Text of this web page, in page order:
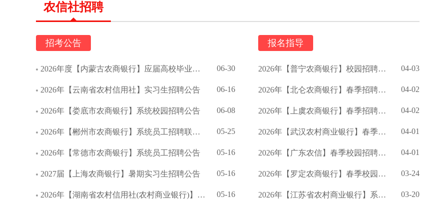
农信社招聘
招考公告
2026年度【内蒙古农商银行】应届高校毕业生校园招聘简章 06-30
2026年【云南省农村信用社】实习生招聘公告 06-16
2026年【娄底市农商银行】系统校园招聘公告 06-08
2026年【郴州市农商银行】系统员工招聘联合公告 05-25
2026年【常德市农商银行】系统员工招聘公告 05-16
2027届【上海农商银行】暑期实习生招聘公告 05-16
2026年【湖南省农村信用社(农村商业银行)】校园招聘公告 05-16
报名指导
2026年【普宁农商银行】校园招聘启事 04-03
2026年【北仑农商银行】春季招聘公告 04-02
2026年【上虞农商银行】春季招聘启事 04-02
2026年【武汉农村商业银行】春季校园招聘公告 04-01
2026年【广东农信】春季校园招聘公告 04-01
2026年【罗定农商银行】春季校园招聘公告 03-24
2026年【江苏省农村商业银行】系统度春季校园招聘公告 03-20